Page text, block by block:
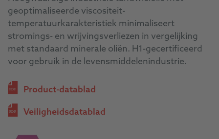
geoptimaliseerde viscositeit-
temperatuurkarakteristiek minimaliseert
stromings- en wrijvingsverliezen in vergelijking
met standaard minerale oliën. H1-gecertificeerd
voor gebruik in de levensmiddelenindustrie.
PDF Product-datablad
PDF Veiligheidsdatablad